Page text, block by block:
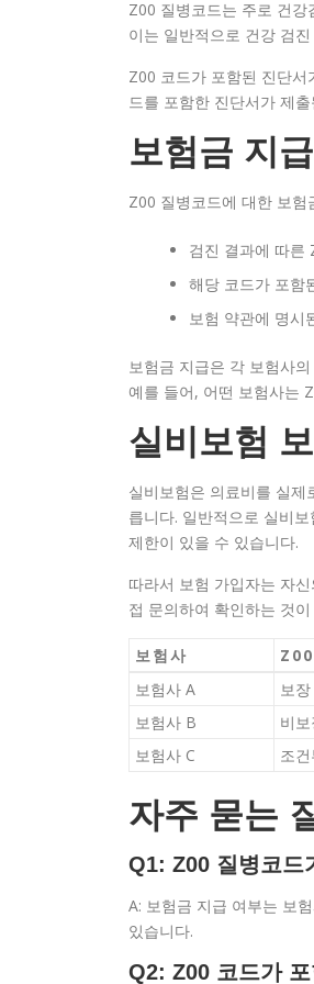
Z00 질병코드는 주로 건
이는 일반적으로 건강 검
Z00 코드가 포함된 진단
드를 포함한 진단서가 제
보험금 지
Z00 질병코드에 대한 보
검진 결과에 따른
해당 코드가 포함
보험 약관에 명시
보험금 지급은 각 보험사
예를 들어, 어떤 보험사는
실비보험
실비보험은 의료비를 실
릅니다. 일반적으로 실비
제한이 있을 수 있습니다.
따라서 보험 가입자는 자
접 문의하여 확인하는 것
보험사
보험사 A
보장
보험사 B
비
보험사 C
조
자주 묻는
Q1: Z00 질병코드
A: 보험금 지급 여부는 보
있습니다.
Q2: Z00 코드가